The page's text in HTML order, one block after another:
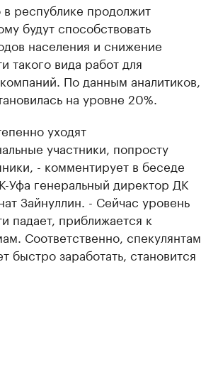
в республике продолжит
будут способствовать
населения и снижение
такого вида работ для
По данным аналитиков,
на уровне 20%.
уходят
участники, попросту
- комментирует в беседе
Уфа генеральный директор ДК
Зайнуллин. - Сейчас уровень
падает, приближается к
Соответственно, спекулянтам
быстро заработать, становится